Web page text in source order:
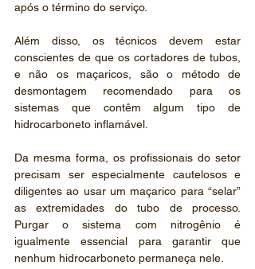
após o término do serviço.
Além disso, os técnicos devem estar
conscientes de que os cortadores de tubos,
e não os maçaricos, são o método de
desmontagem recomendado para os
sistemas que contêm algum tipo de
hidrocarboneto inflamável.
Da mesma forma, os profissionais do setor
precisam ser especialmente cautelosos e
diligentes ao usar um maçarico para “selar”
as extremidades do tubo de processo.
Purgar o sistema com nitrogênio é
igualmente essencial para garantir que
nenhum hidrocarboneto permaneça nele.